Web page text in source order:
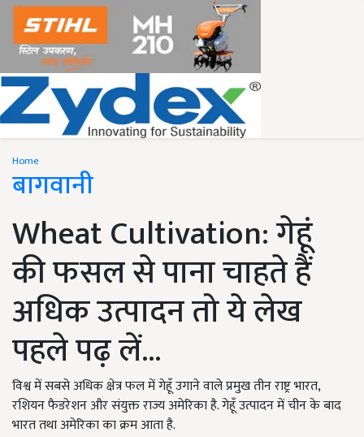
Home
बागवानी
Wheat Cultivation: गेहूं
की फसल से पाना चाहते हैं
अधिक उत्पादन तो ये लेख
पहले पढ़ लें...
विश्व में सबसे अधिक क्षेत्र फल में गेहूँ उगाने वाले प्रमुख तीन राष्ट्र भारत,
रशियन फैडरेशन और संयुक्त राज्य अमेरिका है. गेहूँ उत्पादन में चीन के बाद
भारत तथा अमेरिका का क्रम आता है.